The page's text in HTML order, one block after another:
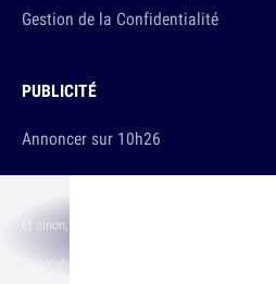
Gestion de la Confidentialité
PUBLICITÉ
Annoncer sur 10h26
Copyright © 2026 The Original Publishing Studio
Et sinon, vous ça va ?